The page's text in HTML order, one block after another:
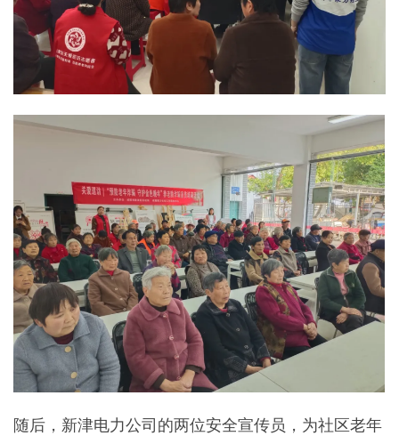
随后，新津电力公司的两位安全宣传员，为社区老年